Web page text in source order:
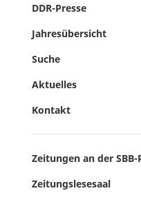
DDR-Presse
Jahresübersicht
Suche
Aktuelles
Kontakt
Zeitungen an der SBB-
Zeitungslesesaal